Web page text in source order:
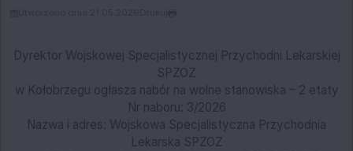
Dyrektor Wojskowej Specjalistycznej Przychodni Lekarskiej
SPZOZ
w Kołobrzegu ogłasza nabór na wolne stanowiska – 2 etaty
Nr naboru: 3/2026
Nazwa i adres: Wojskowa Specjalistyczna Przychodnia
Lekarska SPZOZ